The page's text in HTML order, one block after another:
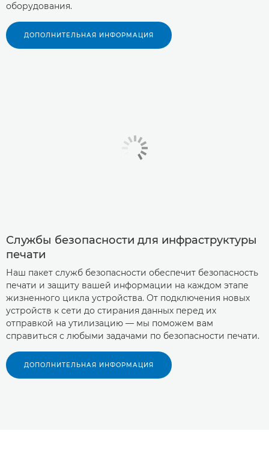
оборудования.
ДОПОЛНИТЕЛЬНАЯ ИНФОРМАЦИЯ
Службы безопасности для инфраструктуры
печати
Наш пакет служб безопасности обеспечит безопасность
печати и защиту вашей информации на каждом этапе
жизненного цикла устройства. От подключения новых
устройств к сети до стирания данных перед их
отправкой на утилизацию — мы поможем вам
справиться с любыми задачами по безопасности печати.
ДОПОЛНИТЕЛЬНАЯ ИНФОРМАЦИЯ